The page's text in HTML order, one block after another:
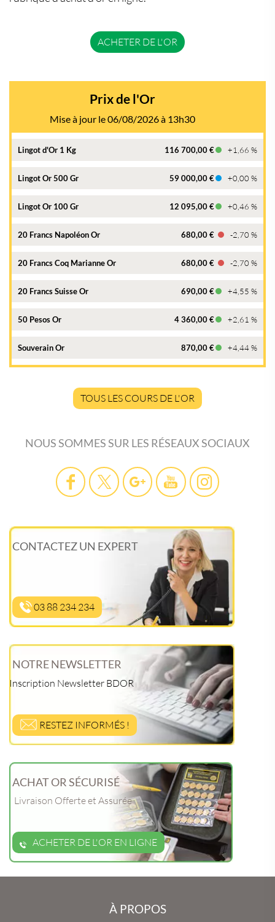
ACHETER DE L'OR
Prix de l'Or
Mise à jour le 06/08/2026 à 13h30
Lingot d'Or 1 Kg 116 700,00 € +1,66 %
Lingot Or 500 Gr 59 000,00 € +0,00 %
Lingot Or 100 Gr 12 095,00 € +0,46 %
20 Francs Napoléon Or 680,00 € -2,70 %
20 Francs Coq Marianne Or 680,00 € -2,70 %
20 Francs Suisse Or 690,00 € +4,55 %
50 Pesos Or 4 360,00 € +2,61 %
Souverain Or 870,00 € +4,44 %
TOUS LES COURS DE L'OR
NOUS SOMMES SUR LES RÉSEAUX SOCIAUX
CONTACTEZ UN EXPERT
03 88 234 234
NOTRE NEWSLETTER
Inscription Newsletter BDOR
RESTEZ INFORMÉS !
ACHAT OR SÉCURISÉ
Livraison Offerte et Assurée
ACHETER DE L'OR EN LIGNE
À PROPOS